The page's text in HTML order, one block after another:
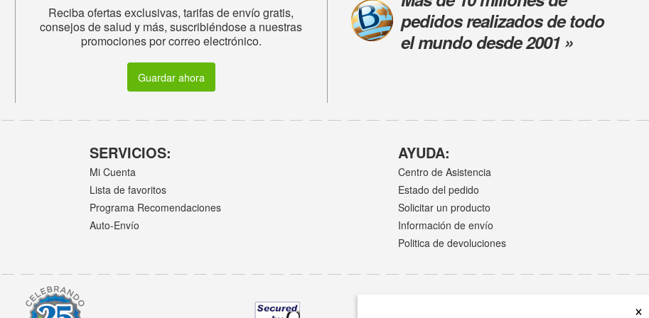
×
Reciba ofertas exclusivas, tarifas de envío gratis,
consejos de salud y más, suscribiéndose a nuestras
promociones por correo electrónico.
Guardar ahora
pedidos realizados de todo
el mundo desde 2001 »
SERVICIOS:
Mi Cuenta
Lista de favoritos
Programa Recomendaciones
Auto-Envío
AYUDA:
Centro de Asistencia
Estado del pedido
Solicitar un producto
Información de envío
Politica de devoluciones